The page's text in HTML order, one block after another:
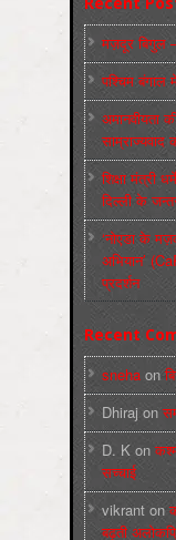
मज़दूर बिगुल
पश्चिम
अमानवीयता
साम्राज्यवाद
शिक्षा मंत्री
दिल्ली के
‘नोएडा के
अभियान’
प्रदर्शन
Recent
sneha on
Dhiraj on
D. K on
सच्चाई
vikrant on
बढ़ती